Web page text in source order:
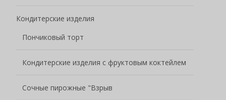
Кондитерские изделия
Пончиковый торт
Кондитерские изделия с фруктовым коктейлем
Сочные пирожные "Взрыв